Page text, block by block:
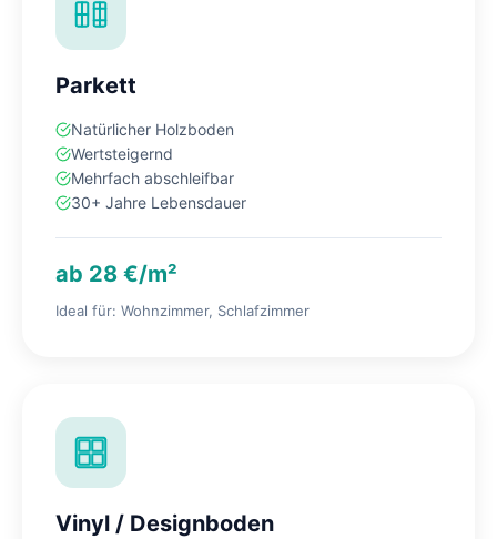
Parkett
Natürlicher Holzboden
Wertsteigernd
Mehrfach abschleifbar
30+ Jahre Lebensdauer
ab 28 €/m²
Ideal für: Wohnzimmer, Schlafzimmer
Vinyl / Designboden